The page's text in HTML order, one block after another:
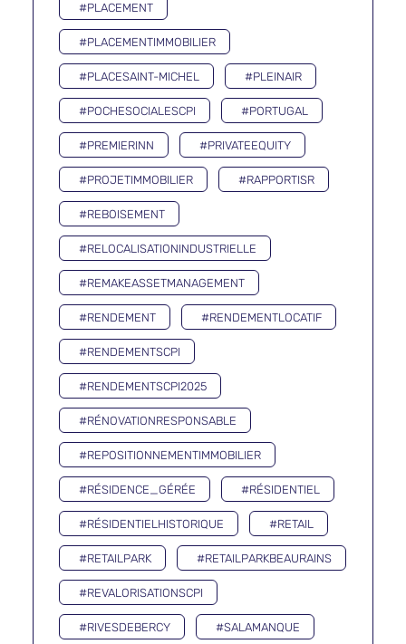
#PLACEMENT
#PLACEMENTIMMOBILIER
#PLACESAINT-MICHEL #PLEINAIR
#POCHESOCIALESCPI #PORTUGAL
#PREMIERINN #PRIVATEEQUITY
#PROJETIMMOBILIER #RAPPORTISR
#REBOISEMENT
#RELOCALISATIONINDUSTRIELLE
#REMAKEASSETMANAGEMENT
#RENDEMENT #RENDEMENTLOCATIF
#RENDEMENTSCPI
#RENDEMENTSCPI2025
#RÉNOVATIONRESPONSABLE
#REPOSITIONNEMENTIMMOBILIER
#RÉSIDENCE_GÉRÉE #RÉSIDENTIEL
#RÉSIDENTIELHISTORIQUE #RETAIL
#RETAILPARK #RETAILPARKBEAURAINS
#REVALORISATIONSCPI
#RIVESDEBERCY #SALAMANQUE